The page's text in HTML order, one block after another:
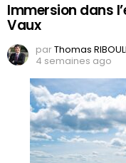
Immersion dans
Vaux
parThomas
4 semaines ago